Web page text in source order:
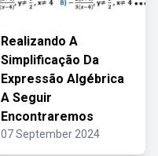
Realizando A
Simplificação Da
Expressão Algébrica
A Seguir
Encontraremos
07 September 2024